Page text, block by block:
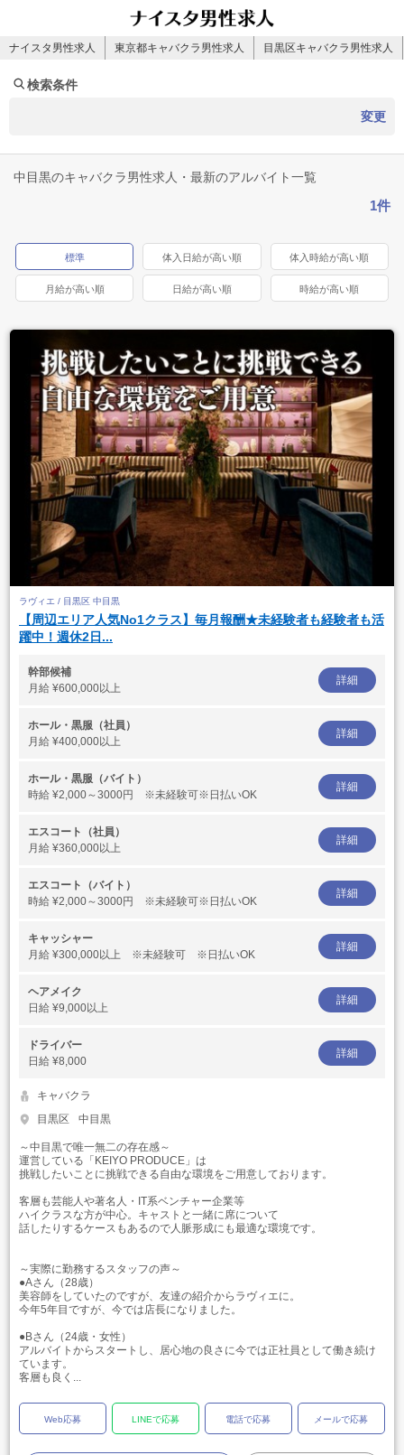
ナイスタ男性求人 東京都キャバクラ男性求人 目黒区キャバクラ男性求人
検索条件
変更
中目黒のキャバクラ男性求人・最新のアルバイト一覧
1件
標準 体入日給が高い順 体入時給が高い順
月給が高い順 日給が高い順 時給が高い順
ラヴィエ / 目黒区 中目黒
【周辺エリア人気No1クラス】毎月報酬★未経験者も経験者も活
躍中！週休2日...
幹部候補
月給 ¥600,000以上
詳細
ホール・黒服（社員）
月給 ¥400,000以上
詳細
ホール・黒服（バイト）
時給 ¥2,000～3000円 ※未経験可※日払いOK
詳細
エスコート（社員）
月給 ¥360,000以上
詳細
エスコート（バイト）
時給 ¥2,000～3000円 ※未経験可※日払いOK
詳細
キャッシャー
月給 ¥300,000以上 ※未経験可 ※日払いOK
詳細
ヘアメイク
日給 ¥9,000以上
詳細
ドライバー
日給 ¥8,000
詳細
キャバクラ
目黒区
中目黒
～中目黒で唯一無二の存在感～
運営している「KEIYO PRODUCE」は
挑戦したいことに挑戦できる自由な環境をご用意しております。
客層も芸能人や著名人・IT系ベンチャー企業等
ハイクラスな方が中心。キャストと一緒に席について
話したりするケースもあるので人脈形成にも最適な環境です。
～実際に勤務するスタッフの声～
●Aさん（28歳）
美容師をしていたのですが、友達の紹介からラヴィエに。
今年5年目ですが、今では店長になりました。
●Bさん（24歳・女性）
アルバイトからスタートし、居心地の良さに今では正社員として働き続け
ています。
客層も良く...
Web応募 LINEで応募 電話で応募 メールで応募